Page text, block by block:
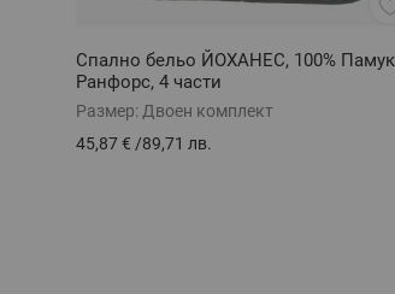
Спално бельо ЙОХАНЕС, 100% Памук
Ранфорс, 4 части
Размер: Двоен комплект
45,87 € /89,71 лв.